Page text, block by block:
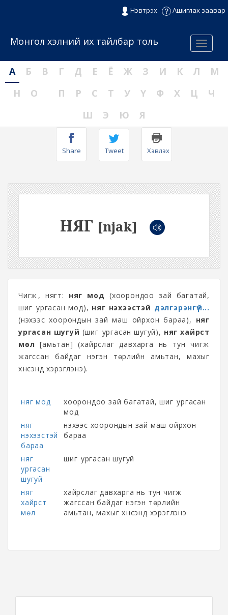
Нэвтрэх Ашиглах заавар
Menu
Монгол хэлний их тайлбар толь
А Б В Г Д Е Ё Ж З И К Л
М
Н
О П Р С Т У Ү Ф Х Ц
Ч
Ш
Э Ю Я
Share Tweet Хэвлэх
НЯГ [njak]
Чигжүү, нягт: няг мод (хоорондоо зай багатай,
шигүү ургасан мод), няг нэхээстэй дэлгэрэнгүй...
(нэхээс хоорондын зай маш ойрхон бараа), няг
ургасан шугуй (шигүү ургасан шугуй), няг хайрст
мөл [амьтан] (хайрслаг давхарга нь тун чигжүү
жагссан байдаг нэгэн төрлийн амьтан, махыг
хүнсэнд хэрэглэнэ).
няг мод
хоорондоо зай багатай, шигүү ургасан
мод
няг
нэхээстэй
бараа
нэхээс хоорондын зай маш ойрхон
бараа
няг
ургасан
шугуй
шигүү ургасан шугуй
няг
хайрст
мөл
хайрслаг давхарга нь тун чигжүү
жагссан байдаг нэгэн төрлийн
амьтан, махыг хүнсэнд хэрэглэнэ